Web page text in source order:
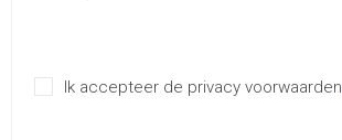
Ik accepteer de privacy voorwaarden